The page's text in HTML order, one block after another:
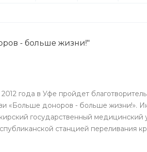
- больше жизни!"
года в Уфе пройдет
«Больше доноров - больше жизни!».
государственный медицинский
станцией переливания